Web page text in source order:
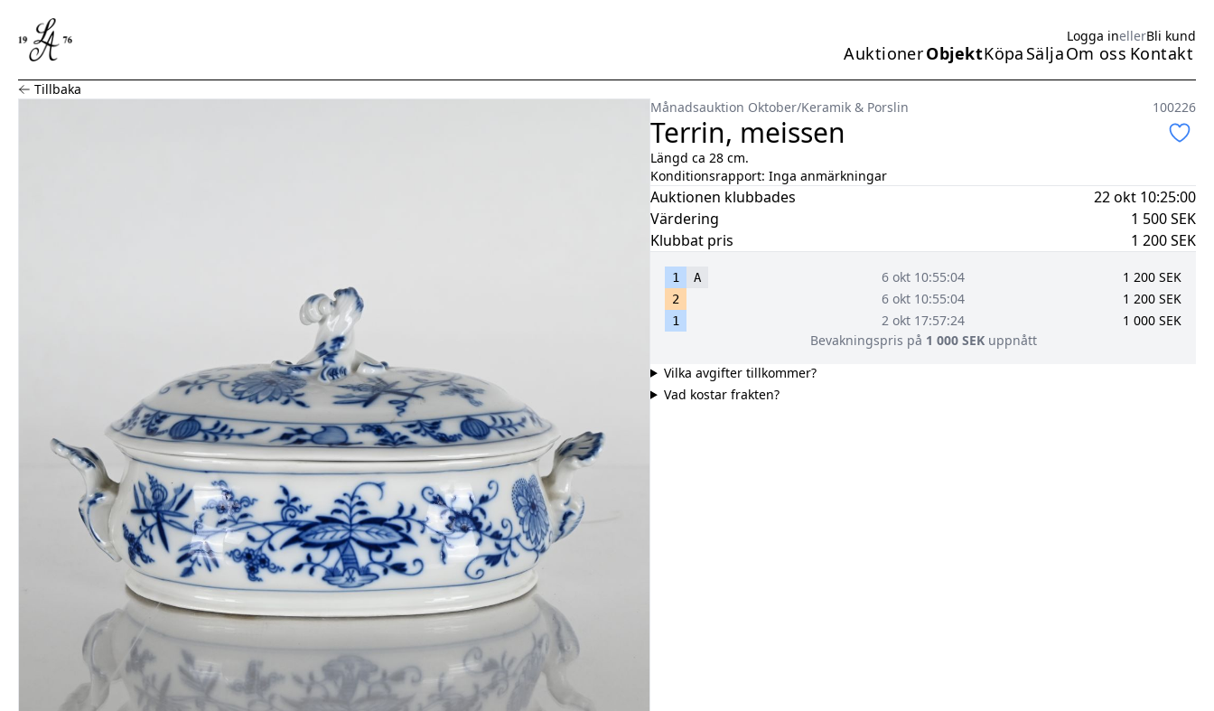
Logga inellerBli kund
Huvudmeny
AuktionerObjektKöpa SäljaOm oss Kontakt
Terrin, meissen
Tillbaka
Månadsauktion Oktober/Keramik & Porslin 100226
Terrin, meissen
Längd ca 28 cm.
Konditionsrapport: Inga anmärkningar
Auktionen klubbades
22 okt 10:25:00
Värdering
1 500SEK
Klubbat pris
1 200SEK
1 A 6 okt 10:55:04 1 200 SEK
2 6 okt 10:55:04 1 200 SEK
1 2 okt 17:57:24 1 000 SEK
Bevakningspris på 1 000SEK uppnått
Vilka avgifter tillkommer?
Vad kostar frakten?